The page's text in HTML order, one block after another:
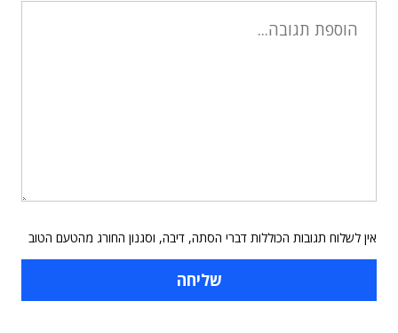
אין לשלוח תגובות הכוללות דברי הסתה, דיבה, וסגנון החורג מהטעם הטוב